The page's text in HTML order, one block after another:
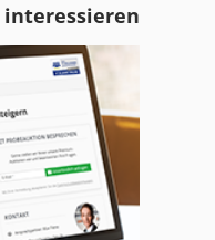
interessieren